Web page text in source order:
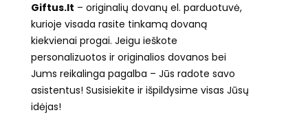
Giftus.lt – originalių dovanų el. parduotuvė,
kurioje visada rasite tinkamą dovaną
kiekvienai progai. Jeigu ieškote
personalizuotos ir originalios dovanos bei
Jums reikalinga pagalba – Jūs radote savo
asistentus! Susisiekite ir išpildysime visas Jūsų
idėjas!